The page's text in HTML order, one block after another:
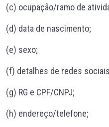
(c) ocupação/ramo de
(d) data de nascimento;
(e) sexo;
(f) detalhes de redes
(g) RG e CPF/CNPJ;
(h) endereço/telefone;